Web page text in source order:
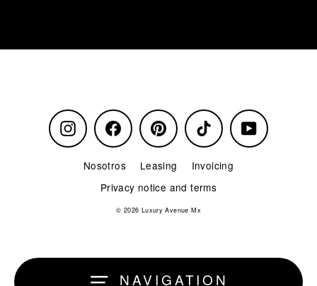
NAVIGATION
Instagram Facebook Pinterest TikTok YouTube
Nosotros Leasing
Invoicing
Privacy notice and terms
© 2026 Luxury Avenue Mx